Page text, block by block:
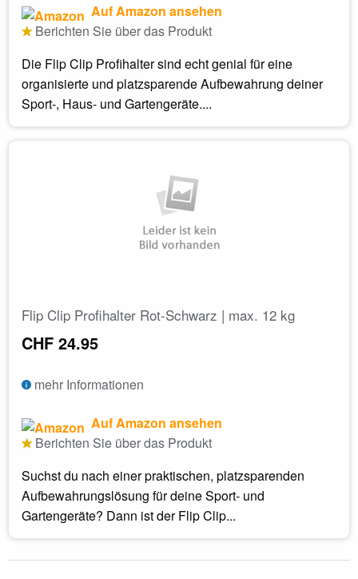
Auf Amazon ansehen
Berichten Sie über das Produkt
Die Flip Clip Profihalter sind echt genial für eine
organisierte und platzsparende Aufbewahrung deiner
Sport-, Haus- und Gartengeräte....
Flip Clip Profihalter Rot-Schwarz | max. 12 kg
CHF 24.95
mehr Informationen
Auf Amazon ansehen
Berichten Sie über das Produkt
Suchst du nach einer praktischen, platzsparenden
Aufbewahrungslösung für deine Sport- und
Gartengeräte? Dann ist der Flip Clip...